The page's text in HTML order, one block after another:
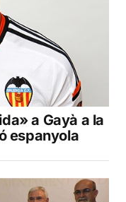
a Gayà a la
espanyola